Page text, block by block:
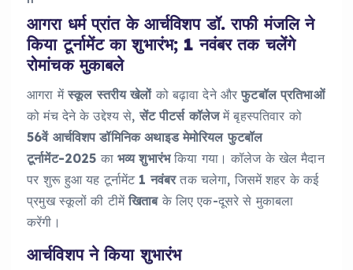
आगरा धर्म प्रांत के आर्चविशप डॉ. राफी मंजलि ने
किया टूर्नामेंट का शुभारंभ; 1 नवंबर तक चलेंगे
रोमांचक मुकाबले
आगरा मेंस्कूल स्तरीय खेलोंको बढ़ावा देने औरफुटबॉल प्रतिभाओं
को मंच देने के उद्देश्य से,सेंट पीटर्स कॉलेजमें बृहस्पतिवार को
56वें आर्चविशप डॉमिनिक अथाइड मेमोरियल फुटबॉल
टूर्नामेंट-2025 का भव्य शुभारंभकिया गया। कॉलेज के खेल मैदान
पर शुरू हुआ यह टूर्नामेंट 1 नवंबरतक चलेगा, जिसमें शहर के कई
प्रमुख स्कूलों की टीमेंखिताबके लिए एक-दूसरे से मुकाबला
करेंगी।
आर्चविशप ने किया शुभारंभ